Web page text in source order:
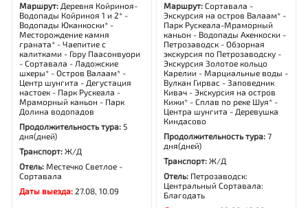
Маршрут: Деревня Койриноя-
Водопады Койриноя 1 и 2* -
Водопады Юканкоски* -
Месторождение камня
граната* - Чаепитие с
калитками - Гору Паасонвуори
- Сортавала - Ладожские
шхеры* - Остров Валаам* -
Центр шунгита - Дегустация
настоек - Парк Рускеала -
Мраморный каньон - Парк
Долина водопадов
Продолжительность тура: 5
дня(дней)
Транспорт:Ж/Д
Отель: Местечко Светлое -
Сортавала
Даты выезда:27.08, 10.09
Маршрут:Сортавала -
Экскурсия на остров Валаам* -
Парк Рускеала-Мраморный
каньон - Водопады Ахенкоски -
Петрозаводск - Обзорная
экскурсия по Петрозаводску -
Экскурсия Золотое кольцо
Карелии - Марциальные воды -
Вулкан Гирвас - Заповедник
Кивач - Экскурсия на остров
Кижи* - Сплав по реке Шуя* -
Центра шунгита - Деревушка
Киндасово
Продолжительность тура:7
дня(дней)
Транспорт:Ж/Д
Отель: Петрозаводск:
Центральный Сортавала:
Благодать